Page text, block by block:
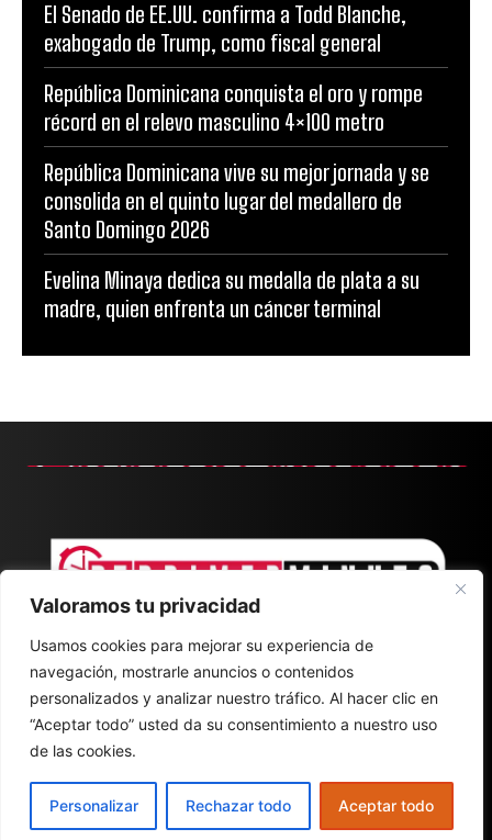
Valoramos tu privacidad
Usamos cookies para mejorar su experiencia de
navegación, mostrarle anuncios o contenidos
personalizados y analizar nuestro tráfico. Al hacer clic en
“Aceptar todo” usted da su consentimiento a nuestro uso
de las cookies.
Personalizar Rechazar todo Aceptar todo
El Senado de EE.UU. confirma a Todd Blanche,
exabogado de Trump, como fiscal general
República Dominicana conquista el oro y rompe
récord en el relevo masculino 4×100 metro
República Dominicana vive su mejor jornada y se
consolida en el quinto lugar del medallero de
Santo Domingo 2026
Evelina Minaya dedica su medalla de plata a su
madre, quien enfrenta un cáncer terminal